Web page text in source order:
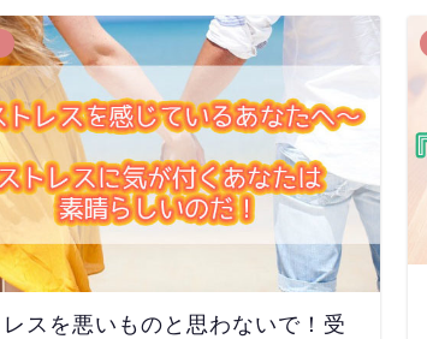
スを悪いものと思わないで！受